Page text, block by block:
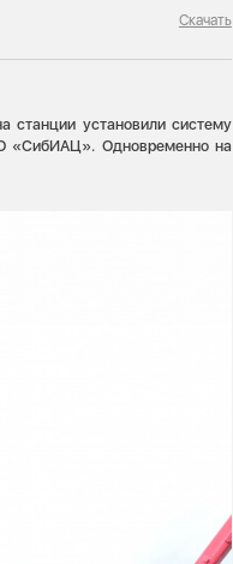
Скачать
станции установили систему
«СибИАЦ». Одновременно на